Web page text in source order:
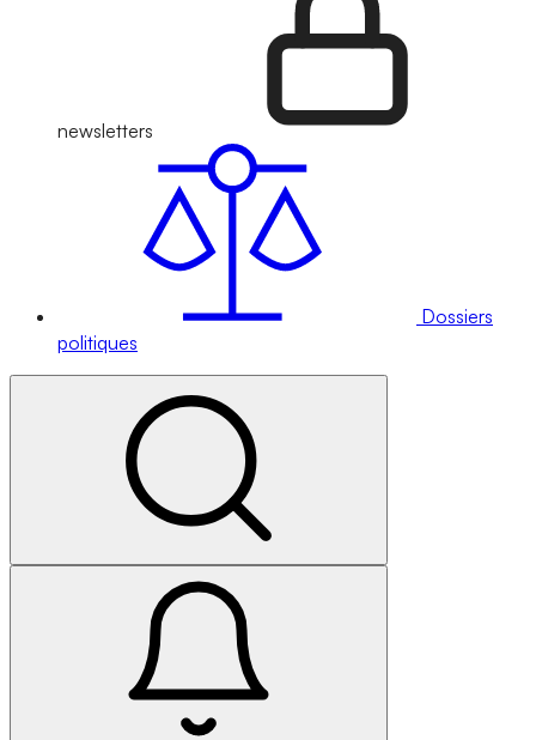
newsletters
Dossiers
politiques